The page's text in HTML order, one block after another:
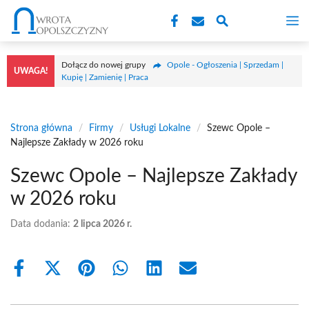
Przejdź
treści
UWAGA!
Dołącz do nowej grupy
Opole - Ogłoszenia | Sprzedam |
Kupię | Zamienię | Praca
Strona główna / Firmy / Usługi Lokalne /
Szewc Opole –
Najlepsze Zakłady w 2026 roku
Szewc Opole – Najlepsze Zakłady
w 2026 roku
Data dodania: 2 lipca 2026 r.
Share
Share
(Twitter)
Share Share Share Share